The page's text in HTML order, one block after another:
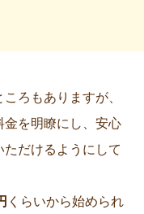
ろもありますが、
を明瞭にし、安心
だけるようにして
くらいから始められ